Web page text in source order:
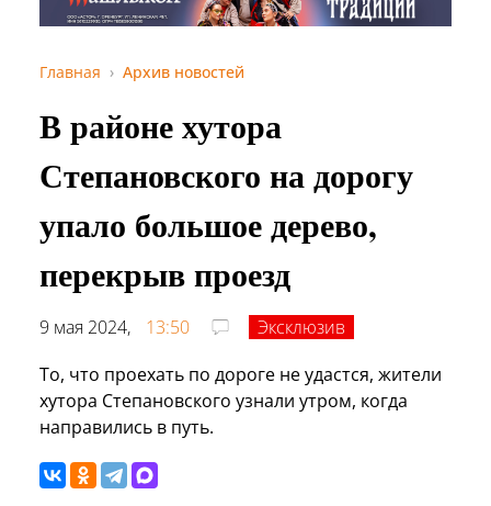
Главная Архив новостей
В районе хутора
Степановского на дорогу
упало большое дерево,
перекрыв проезд
9 мая 2024, 13:50
Эксклюзив
То, что проехать по дороге не удастся, жители
хутора Степановского узнали утром, когда
направились в путь.